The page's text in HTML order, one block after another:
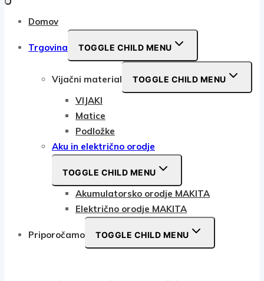
Domov
Trgovina TOGGLE CHILD MENU
Vijačni material TOGGLE CHILD MENU
VIJAKI
Matice
Podložke
Aku in električno orodje
TOGGLE CHILD MENU
Akumulatorsko orodje MAKITA
Električno orodje MAKITA
Priporočamo TOGGLE CHILD MENU